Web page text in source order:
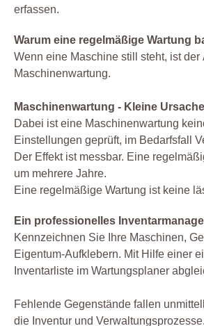
erfassen.
Warum eine regelmäßige Wartung
Wenn eine Maschine still steht, ist
Maschinenwartung.
Maschinenwartung - Kleine
Dabei ist eine Maschinenwartung
Einstellungen geprüft, im Bedarfsfall
Der Effekt ist messbar. Eine
um mehrere Jahre.
Eine regelmäßige Wartung ist keine
Ein professionelles
Kennzeichnen Sie Ihre Maschinen,
Eigentum-Aufklebern. Mit Hilfe einer
Inventarliste im Wartungsplaner
Fehlende Gegenstände fallen
die Inventur und